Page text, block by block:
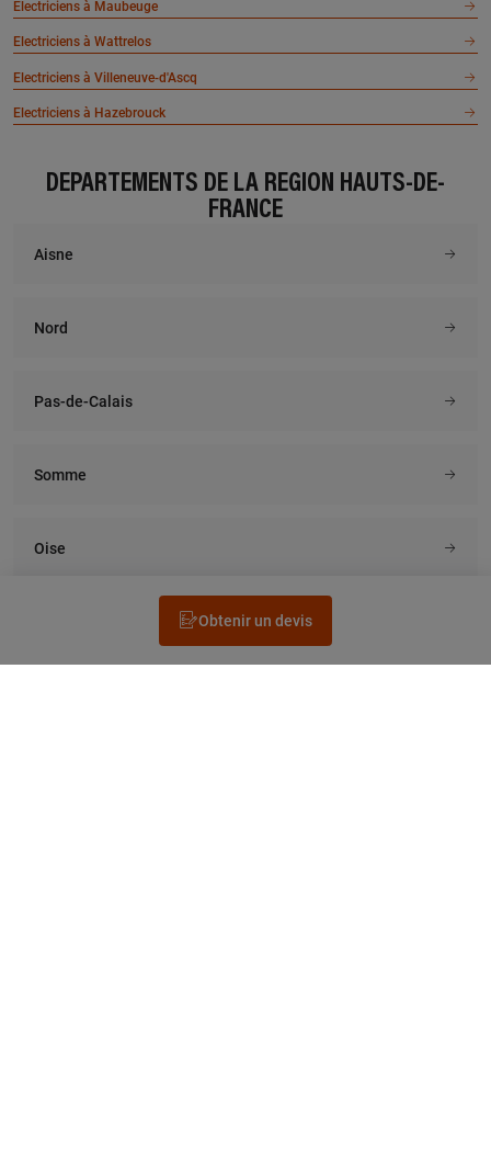
Obtenir un devis
Electriciens à Maubeuge
Electriciens à Wattrelos
Electriciens à Villeneuve-d'Ascq
Electriciens à Hazebrouck
DÉPARTEMENTS DE LA RÉGION HAUTS-DE-
FRANCE
Aisne
Nord
Pas-de-Calais
Somme
Oise